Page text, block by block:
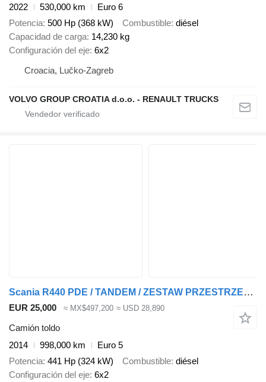
2022 530,000 km
Euro 6
Potencia 500 Hp (368 kW) Combustible diésel
Capacidad de carga 14,230 kg
Configuración del eje 6x2
Croacia, Lučko-Zagreb
VOLVO GROUP CROATIA d.o.o. - RENAULT TRUCKS
Scania R440 PDE / TANDEM / ZESTAW PRZESTRZENNY 120m3 / + remolque toldo
EUR 25,000 ≈ MX$497,200 ≈ USD 28,890
Camión toldo
2014
998,000 km
Euro 5
Potencia 441 Hp (324 kW) Combustible diésel
Configuración del eje 6x2